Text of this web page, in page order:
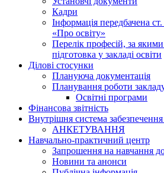
Кадри
Інформація передбачена
«Про освіту»
Перелік професій, за
підготовка у закладі освіти
Ділові стосунки
Плануюча документація
Планування роботи
Освітні програми
Фінансова звітність
Внутрішня система забезпечення
АНКЕТУВАННЯ
Навчально-практичний центр
Запрошення на навчання
Новини та анонси